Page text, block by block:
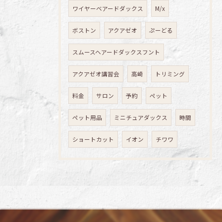
ワイヤーベアードダックス M/x
ボストン アクアゼオ ぷーどる
スムースヘアードダックスフント
アクアゼオ講習会 高崎 トリミング
料金 サロン 予約 ペット
ペット用品 ミニチュアダックス 時間
ショートカット イオン チワワ